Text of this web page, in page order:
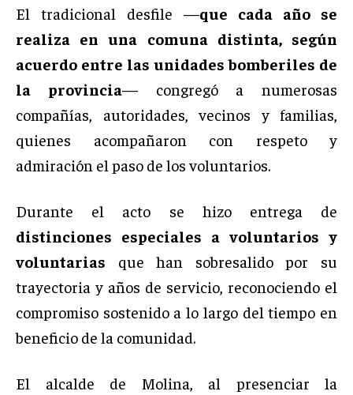
El tradicional desfile —que cada año se
realiza en una comuna distinta, según
acuerdo entre las unidades bomberiles de
la provincia— congregó a numerosas
compañías, autoridades, vecinos y familias,
quienes acompañaron con respeto y
admiración el paso de los voluntarios.
Durante el acto se hizo entrega de
distinciones especiales a voluntarios y
voluntarias que han sobresalido por su
trayectoria y años de servicio, reconociendo el
compromiso sostenido a lo largo del tiempo en
beneficio de la comunidad.
El alcalde de Molina, al presenciar la